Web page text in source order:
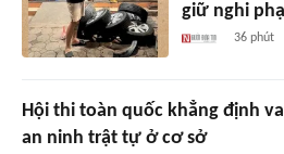
giữ nghi
36 phút
Hội thi toàn quốc khẳng định
an ninh trật tự ở cơ sở